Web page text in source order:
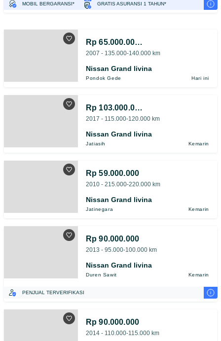
MOBIL BERGARANSI* GRATIS ASURANSI 1 TAHUN* i
Rp 65.000.000.000
2007 - 135.000-140.000 km
Nissan Grand livina
Pondok Gede Hari ini
Rp 103.000.000
2017 - 115.000-120.000 km
Nissan Grand livina
Jatiasih Kemarin
Rp 59.000.000
2010 - 215.000-220.000 km
Nissan Grand livina
Jatinegara Kemarin
Rp 90.000.000
2013 - 95.000-100.000 km
Nissan Grand livina
Duren Sawit Kemarin
PENJUAL TERVERIFIKASI i
Rp 90.000.000
2014 - 110.000-115.000 km